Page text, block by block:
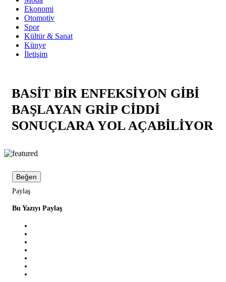
Ekonomi
Otomotiv
Spor
Kültür & Sanat
Künye
İletişim
BASİT BİR ENFEKSİYON GİBİ
BAŞLAYAN GRİP CİDDİ
SONUÇLARA YOL AÇABİLİYOR
Beğen
Paylaş
Bu Yazıyı Paylaş